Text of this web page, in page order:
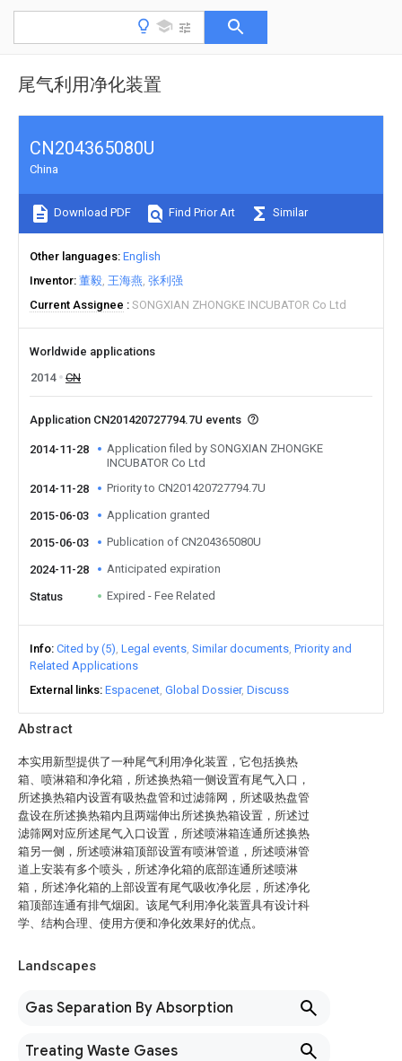
尾气利用净化装置
Abstract
本实用新型提供了一种尾气利用净化装置，它包括换热
箱、喷淋箱和净化箱，所述换热箱一侧设置有尾气入口，
所述换热箱内设置有吸热盘管和过滤筛网，所述吸热盘管
盘设在所述换热箱内且两端伸出所述换热箱设置，所述过
滤筛网对应所述尾气入口设置，所述喷淋箱连通所述换热
箱另一侧，所述喷淋箱顶部设置有喷淋管道，所述喷淋管
道上安装有多个喷头，所述净化箱的底部连通所述喷淋
箱，所述净化箱的上部设置有尾气吸收净化层，所述净化
箱顶部连通有排气烟囱。该尾气利用净化装置具有设计科
学、结构合理、使用方便和净化效果好的优点。
Landscapes
Gas Separation By Absorption
Treating Waste Gases
CN204365080U
China
Download PDF Find Prior Art Similar
Other languages English
Inventor 董毅 王海燕 张利强
Current Assignee
SONGXIAN ZHONGKE INCUBATOR Co Ltd
Worldwide applications
2014
CN
Application CN201420727794.7U events
2014-11-28
Application filed by SONGXIAN ZHONGKE
INCUBATOR Co Ltd
2014-11-28
Priority to CN201420727794.7U
2015-06-03 Application granted
2015-06-03 Publication of CN204365080U
2024-11-28 Anticipated expiration
Status Expired - Fee Related
Info Cited by (5) Legal events Similar documents Priority and
Related Applications
External links Espacenet Global Dossier Discuss